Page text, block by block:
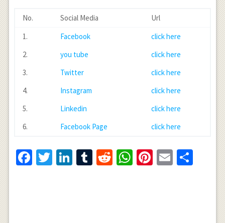
No. Social Media
Url
1.
Facebook
click here
2.
you tube
click here
3.
Twitter
click here
4.
Instagram
click here
5.
Linkedin
click here
6.
Facebook Page click here
Facebook
Twitter
LinkedIn
Tumblr
RedditWhatsApp
Pinterest
Email